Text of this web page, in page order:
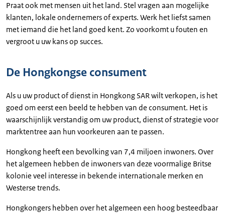
Praat ook met mensen uit het land. Stel vragen aan mogelijke
klanten, lokale ondernemers of experts. Werk het liefst samen
met iemand die het land goed kent. Zo voorkomt u fouten en
vergroot u uw kans op succes.
De Hongkongse consument
Als u uw product of dienst in Hongkong SAR wilt verkopen, is het
goed om eerst een beeld te hebben van de consument. Het is
waarschijnlijk verstandig om uw product, dienst of strategie voor
marktentree aan hun voorkeuren aan te passen.
Hongkong heeft een bevolking van 7,4 miljoen inwoners. Over
het algemeen hebben de inwoners van deze voormalige Britse
kolonie veel interesse in bekende internationale merken en
Westerse trends.
Hongkongers hebben over het algemeen een hoog besteedbaar